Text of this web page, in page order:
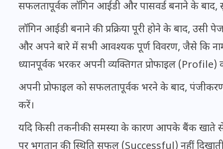
सफलतापूर्वक लॉगिन आईडी और पासवर्ड बनाने के बाद,
लॉगिन आईडी बनाने की प्रक्रिया पूरी होने के बाद,
और अपने बारे में सभी आवश्यक पूर्ण विवरण, जैसे कि
ध्यानपूर्वक भरकर अपनी व्यक्तिगत प्रोफाइल (Profile)
अपनी प्रोफाइल को सफलतापूर्वक भरने के बाद,
करें।
यदि किसी तकनीकी समस्या के कारण आपके बैंक खाते